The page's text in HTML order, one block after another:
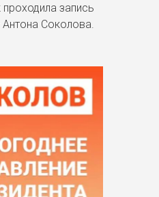
запись
Соколова.